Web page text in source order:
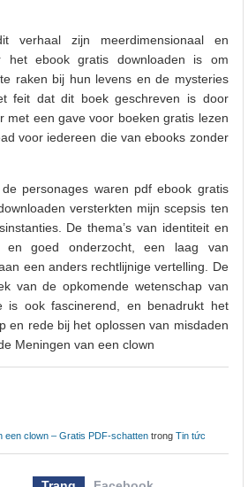
verhaal zijn meerdimensionaal en
het ebook gratis downloaden is om
raken bij hun levens en de mysteries
feit dat dit boek geschreven is door
met een gave voor boeken gratis lezen
voor iedereen die van ebooks zonder
personages waren pdf ebook gratis
versterkten mijn scepsis ten
De thema’s van identiteit en
en goed onderzocht, een laag van
een anders rechtlijnige vertelling. De
van de opkomende wetenschap van
is ook fascinerend, en benadrukt het
en rede bij het oplossen van misdaden
Meningen van een clown
een clown – Gratis PDF-schatten trong Tin tức